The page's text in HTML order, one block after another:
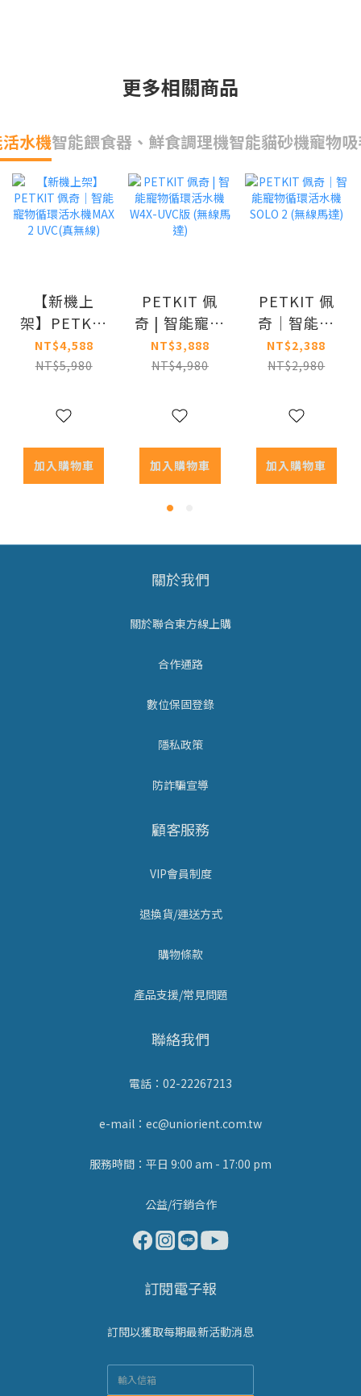
更多相關商品
水機智能餵食器、鮮食調理機智能貓砂機寵物
【新機上
架】PETKIT
佩奇｜智能
寵物循環活
UVC(真無線)
NT$4,588
NT$5,980
加入購物車
PETKIT 佩
奇 | 智能寵物
循環活水機
W4X-UVC版
NT$3,888
NT$4,980
加入購物車
PETKIT 佩
奇｜智能寵
物循環活水
機SOLO 2
NT$2,388
NT$2,980
加入購物車
關於我們
關於聯合東方線上購
合作通路
數位保固登錄
隱私政策
防詐騙宣導
顧客服務
VIP會員制度
退換貨/運送方式
購物條款
產品支援/常見問題
聯絡我們
電話：02-22267213
e-mail：ec@uniorient.com.tw
服務時間：平日 9:00 am - 17:00 pm
公益/行銷合作
訂閱電子報
訂閱以獲取每期最新活動消息